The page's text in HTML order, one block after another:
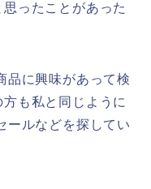
ったことがあった
品に興味があって検
も私と同じように
ールなどを探してい